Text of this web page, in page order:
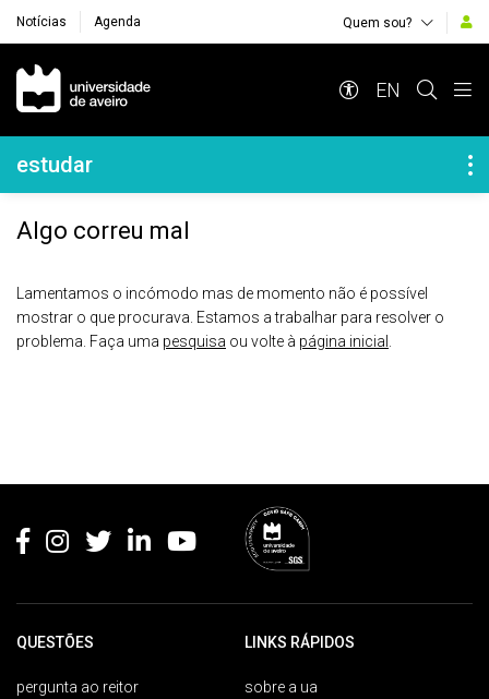
Notícias Agenda Quem sou?
Navegação Principal
EN
Navegação Lateral
estudar
Algo correu mal
Lamentamos o incómodo mas de momento não é possível
mostrar o que procurava. Estamos a trabalhar para resolver o
problema. Faça uma pesquisa ou volte à página inicial
QUESTÕES
pergunta ao reitor
LINKS RÁPIDOS
sobre a ua